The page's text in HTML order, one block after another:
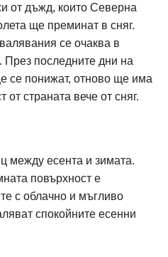
от дъжд, които Северна
ще преминат в сняг.
се очаква в
През последните дни на
се понижат, отново ще има
страната вече от сняг.
между есента и зимата.
повърхност е
с облачно и мъгливо
спокойните есенни